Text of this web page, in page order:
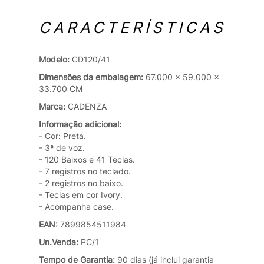
CARACTERÍSTICAS
Modelo: CD120/41
Dimensões da embalagem: 67.000 x 59.000 x
33.700 CM
Marca: CADENZA
Informação adicional:
- Cor: Preta.
- 3ª de voz.
- 120 Baixos e 41 Teclas.
- 7 registros no teclado.
- 2 registros no baixo.
- Teclas em cor Ivory.
- Acompanha case.
EAN: 7899854511984
Un.Venda: PC/1
Tempo de Garantia: 90 dias (já inclui garantia